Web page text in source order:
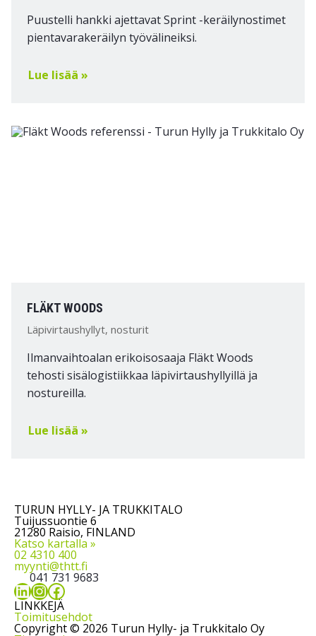
Puustelli hankki ajettavat Sprint -keräilynostimet
pientavarakeräilyn työvälineiksi.
Lue lisää »
FLÄKT WOODS
Läpivirtaushyllyt, nosturit
Ilmanvaihtoalan erikoisosaaja Fläkt Woods
tehosti sisälogistiikkaa läpivirtaushyllyillä ja
nostureilla.
Lue lisää »
TURUN HYLLY- JA TRUKKITALO
Tuijussuontie 6
21280 Raisio, FINLAND
Katso kartalla »
02 4310 400
myynti@thtt.fi
041 731 9683
LinkedIn
Instagram
Facebook
LINKKEJÄ
Toimitusehdot
Copyright © 2026 Turun Hylly- ja Trukkitalo Oy